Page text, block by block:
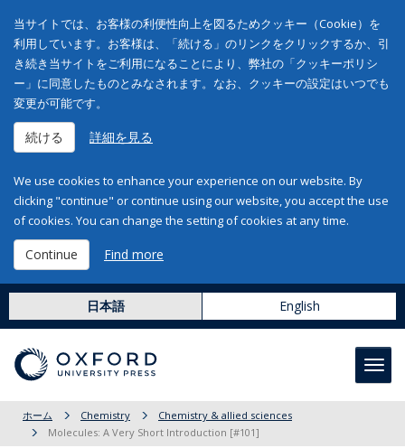
当サイトでは、お客様の利便性向上を図るためクッキー（Cookie）を
利用しています。お客様は、「続ける」のリンクをクリックするか、引
き続き当サイトをご利用になることにより、弊社の「クッキーポリシ
ー」に同意したものとみなされます。なお、クッキーの設定はいつでも
変更が可能です。
続ける 詳細を見る
We use cookies to enhance your experience on our website. By
clicking "continue" or continue using our website, you accept the use
of cookies. You can change the setting of cookies at any time.
Continue Find more
日本語 English
ホーム Chemistry
Chemistry & allied sciences
Molecules: A Very Short Introduction [#101]